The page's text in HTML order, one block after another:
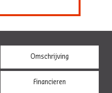
Omschrijving
Financieren